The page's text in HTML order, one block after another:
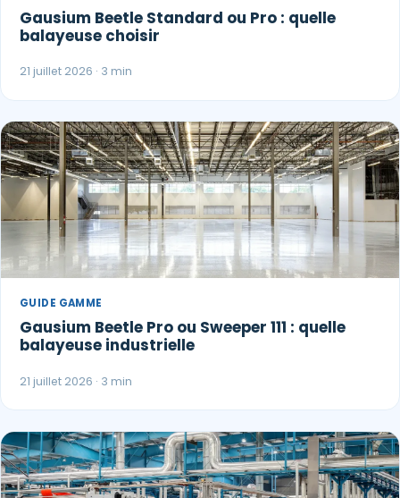
Gausium Beetle Standard ou Pro : quelle
balayeuse choisir
21 juillet 2026 · 3 min
GUIDE GAMME
Gausium Beetle Pro ou Sweeper 111 : quelle
balayeuse industrielle
21 juillet 2026 · 3 min